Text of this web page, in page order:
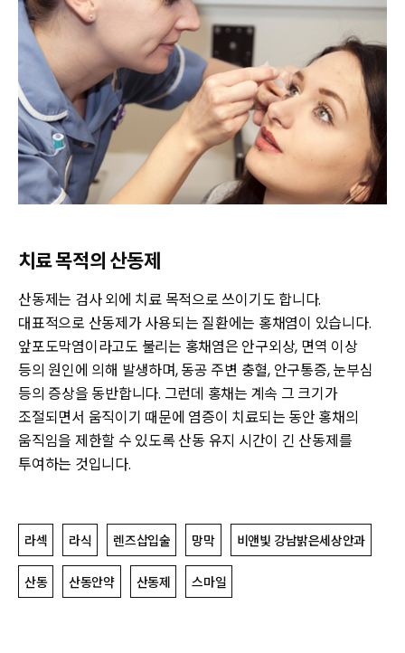
치료 목적의 산동제
산동제는 검사 외에 치료 목적으로 쓰이기도 합니다.
대표적으로 산동제가 사용되는 질환에는 홍채염이 있습니다.
앞포도막염이라고도 불리는 홍채염은 안구외상, 면역 이상
등의 원인에 의해 발생하며, 동공 주변 충혈, 안구통증, 눈부심
등의 증상을 동반합니다. 그런데 홍채는 계속 그 크기가
조절되면서 움직이기 때문에 염증이 치료되는 동안 홍채의
움직임을 제한할 수 있도록 산동 유지 시간이 긴 산동제를
투여하는 것입니다.
라섹 라식 렌즈삽입술 망막 비앤빛 강남밝은세상안과
산동 산동안약 산동제 스마일